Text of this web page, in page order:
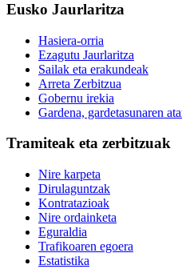
Eusko Jaurlaritza
Hasiera-orria
Ezagutu Jaurlaritza
Sailak eta erakundeak
Arreta Zerbitzua
Gobernu irekia
Gardena, gardetasunaren
Tramiteak eta zerbitzuak
Nire karpeta
Dirulaguntzak
Kontratazioak
Nire ordainketa
Eguraldia
Trafikoaren egoera
Estatistika